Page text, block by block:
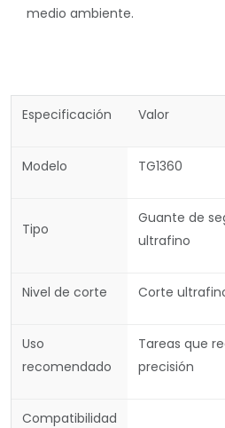
medio ambiente.
Especificación Valor
Modelo TG1360
Tipo
Guante de
ultrafino
Nivel de corte Corte
Uso
recomendado
Tareas que
precisión
Compatibilidad